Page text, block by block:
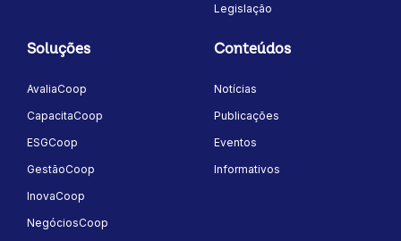
Legislação
Soluções
AvaliaCoop
CapacitaCoop
ESGCoop
GestãoCoop
InovaCoop
NegóciosCoop
Conteúdos
Notícias
Publicações
Eventos
Informativos